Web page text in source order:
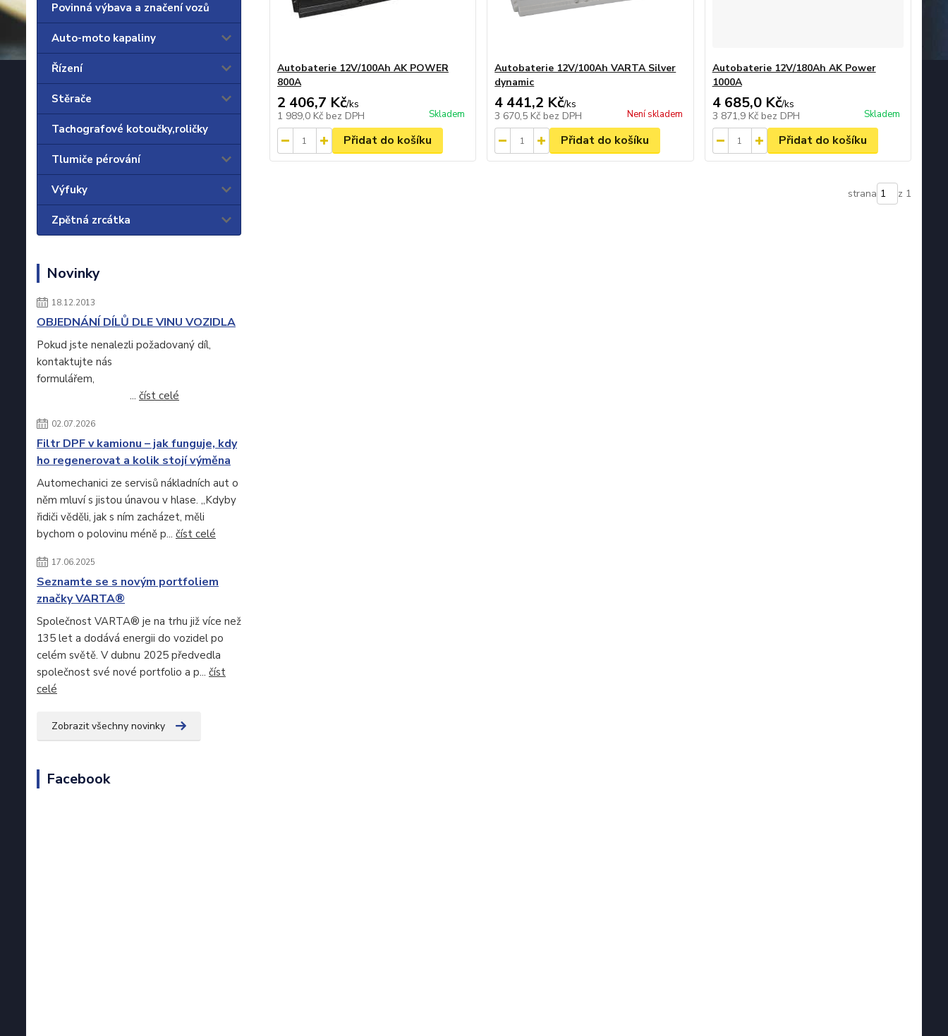
Povinná výbava a značení vozů
Auto-moto kapaliny
Řízení
Stěrače
Tachografové kotoučky,roličky
Tlumiče pérování
Výfuky
Zpětná zrcátka
Novinky
18.12.2013
OBJEDNÁNÍ DÍLŮ DLE VINU VOZIDLA
Pokud jste nenalezli požadovaný díl,
kontaktujte nás
formulářem,
... číst celé
02.07.2026
Filtr DPF v kamionu – jak funguje, kdy
ho regenerovat a kolik stojí výměna
Automechanici ze servisů nákladních aut o
něm mluví s jistou únavou v hlase. „Kdyby
řidiči věděli, jak s ním zacházet, měli
bychom o polovinu méně p... číst celé
17.06.2025
Seznamte se s novým portfoliem
značky VARTA®
Společnost VARTA® je na trhu již více než
135 let a dodává energii do vozidel po
celém světě. V dubnu 2025 předvedla
společnost své nové portfolio a p... číst
celé
Zobrazit všechny novinky
Facebook
Autobaterie 12V/100Ah AK POWER
800A
2 406,7 Kč/ks
1 989,0 Kč bez DPH Skladem
Přidat do košíku
Autobaterie 12V/100Ah VARTA Silver
dynamic
4 441,2 Kč/ks
3 670,5 Kč bez DPH Není skladem
Přidat do košíku
Autobaterie 12V/180Ah AK Power
1000A
4 685,0 Kč/ks
3 871,9 Kč bez DPH Skladem
Přidat do košíku
strana z 1